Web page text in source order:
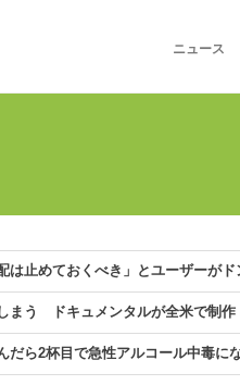
ニュース
は止めておくべき」とユーザー
まう ドキュメンタルが全米で制作
だら2杯目で急性アルコール中毒